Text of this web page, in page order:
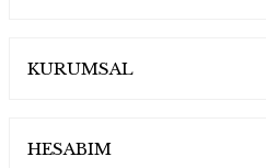
KURUMSAL
HESABIM